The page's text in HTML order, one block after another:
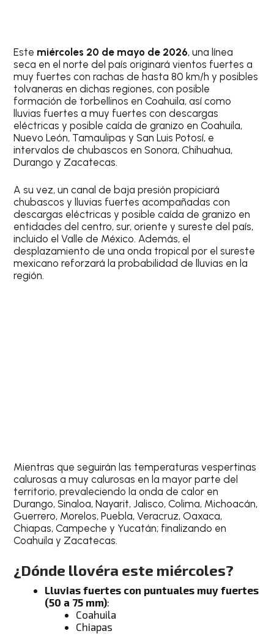
Este miércoles 20 de mayo de 2026, una línea
seca en el norte del país originará vientos fuertes a
muy fuertes con rachas de hasta 80 km/h y posibles
tolvaneras en dichas regiones, con posible
formación de torbellinos en Coahuila, así como
lluvias fuertes a muy fuertes con descargas
eléctricas y posible caída de granizo en Coahuila,
Nuevo León, Tamaulipas y San Luis Potosí, e
intervalos de chubascos en Sonora, Chihuahua,
Durango y Zacatecas.
A su vez, un canal de baja presión propiciará
chubascos y lluvias fuertes acompañadas con
descargas eléctricas y posible caída de granizo en
entidades del centro, sur, oriente y sureste del país,
incluido el Valle de México. Además, el
desplazamiento de una onda tropical por el sureste
mexicano reforzará la probabilidad de lluvias en la
región.
Mientras que seguirán las temperaturas vespertinas
calurosas a muy calurosas en la mayor parte del
territorio, prevaleciendo la onda de calor en
Durango, Sinaloa, Nayarit, Jalisco, Colima, Michoacán,
Guerrero, Morelos, Puebla, Veracruz, Oaxaca,
Chiapas, Campeche y Yucatán; finalizando en
Coahuila y Zacatecas.
¿Dónde llovéra este miércoles?
Lluvias fuertes con puntuales muy fuertes
(50 a 75 mm):
Coahuila
Chiapas